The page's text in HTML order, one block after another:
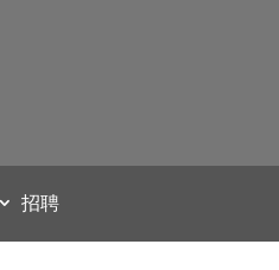
招聘